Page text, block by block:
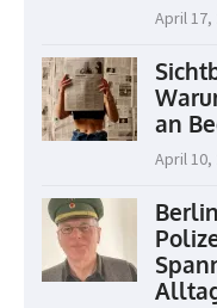
April 17,
an
April 10,